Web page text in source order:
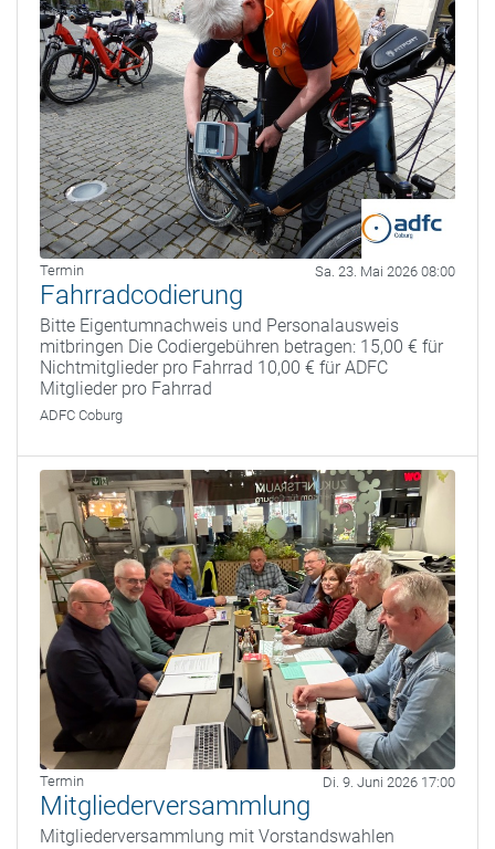
Termin Sa. 23. Mai 2026 08:00
Fahrradcodierung
Bitte Eigentumnachweis und Personalausweis
mitbringen Die Codiergebühren betragen: 15,00 € für
Nichtmitglieder pro Fahrrad 10,00 € für ADFC
Mitglieder pro Fahrrad
ADFC Coburg
Termin Di. 9. Juni 2026 17:00
Mitgliederversammlung
Mitgliederversammlung mit Vorstandswahlen